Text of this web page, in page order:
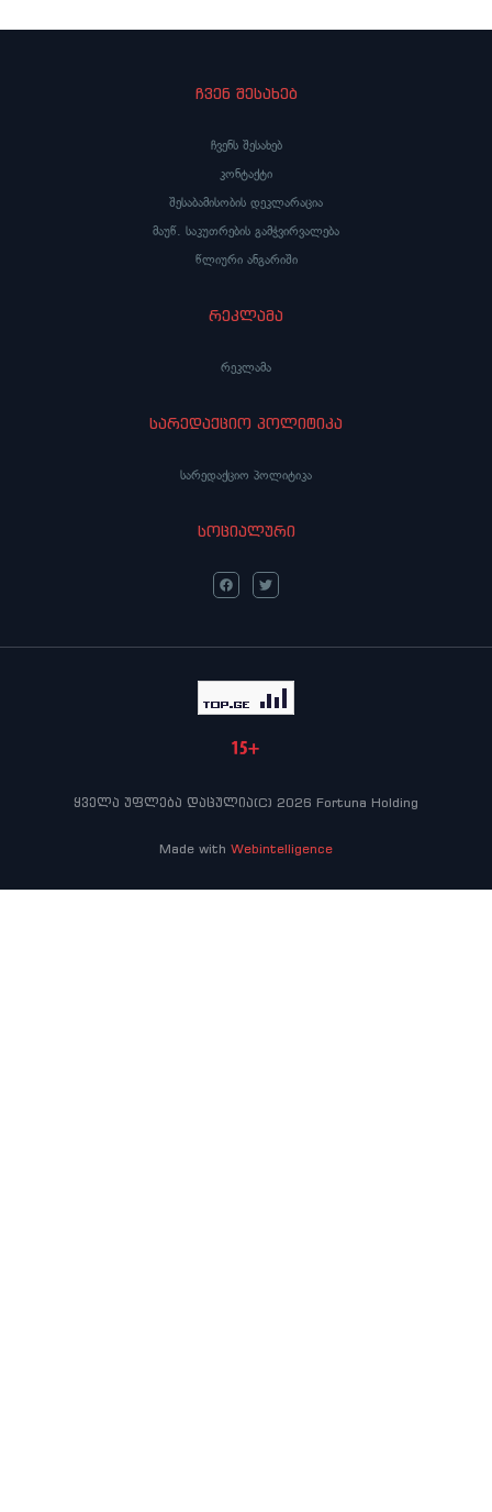
ჩვენ შესახებ
ჩვენს შესახებ
კონტაქტი
შესაბამისობის დეკლარაცია
მაუწ. საკუთრების გამჭვირვალება
წლიური ანგარიში
რეკლამა
რეკლამა
სარედაქციო პოლიტიკა
სარედაქციო პოლიტიკა
სოციალური
ყველა უფლება დაცულია(C) 2026 Fortuna Holding
Made with Webintelligence